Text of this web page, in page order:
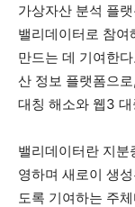
가상자산 분석 플
밸리데이터로 참여
만드는 데 기여한
산 정보 플랫폼으
대칭 해소와 웹3
밸리데이터란 지
영하며 새로이 생
도록 기여하는 주